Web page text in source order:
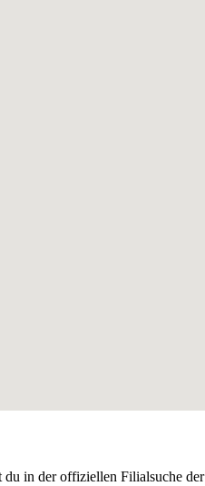
du in der offiziellen Filialsuche